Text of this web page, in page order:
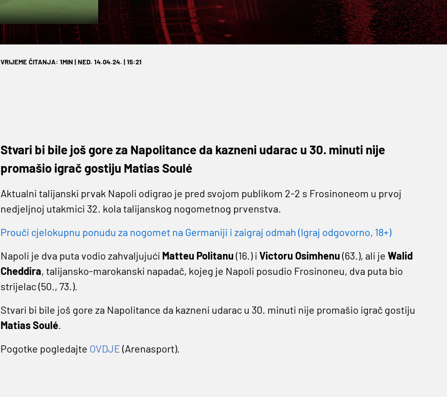
VRIJEME ČITANJA: 1MIN | NED. 14.04.24. | 15:21
Stvari bi bile još gore za Napolitance da kazneni udarac u 30. minuti nije
promašio igrač gostiju Matias Soulé
Aktualni talijanski prvak Napoli odigrao je pred svojom publikom 2-2 s Frosinoneom u prvoj
nedjeljnoj utakmici 32. kola talijanskog nogometnog prvenstva.
Prouči cjelokupnu ponudu za nogomet na Germaniji i zaigraj odmah (Igraj odgovorno, 18+)
Napoli je dva puta vodio zahvaljujući Matteu Politanu (16.) i Victoru Osimhenu (63.), ali je Walid
Cheddira, talijansko-marokanski napadač, kojeg je Napoli posudio Frosinoneu, dva puta bio
strijelac (50., 73.).
Stvari bi bile još gore za Napolitance da kazneni udarac u 30. minuti nije promašio igrač gostiju
Matias Soulé.
Pogotke pogledajte OVDJE (Arenasport).